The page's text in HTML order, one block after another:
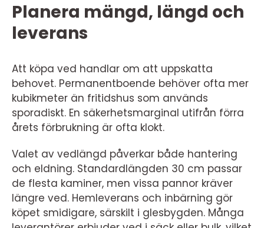
Planera mängd, längd och
leverans
Att köpa ved handlar om att uppskatta
behovet. Permanentboende behöver ofta mer
kubikmeter än fritidshus som används
sporadiskt. En säkerhetsmarginal utifrån förra
årets förbrukning är ofta klokt.
Valet av vedlängd påverkar både hantering
och eldning. Standardlängden 30 cm passar
de flesta kaminer, men vissa pannor kräver
längre ved. Hemleverans och inbärning gör
köpet smidigare, särskilt i glesbygden. Många